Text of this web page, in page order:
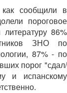
сообщили в
пороговое
86%
ЗНО по
87% - по
порог "сдал/
и испанскому